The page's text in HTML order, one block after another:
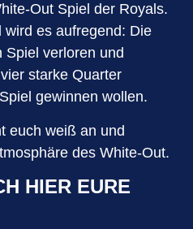
Out Spiel der Royals.
es aufregend: Die
Spiel verloren und
starke Quarter
gewinnen wollen.
euch weiß an und
des White-Out.
HIER EURE